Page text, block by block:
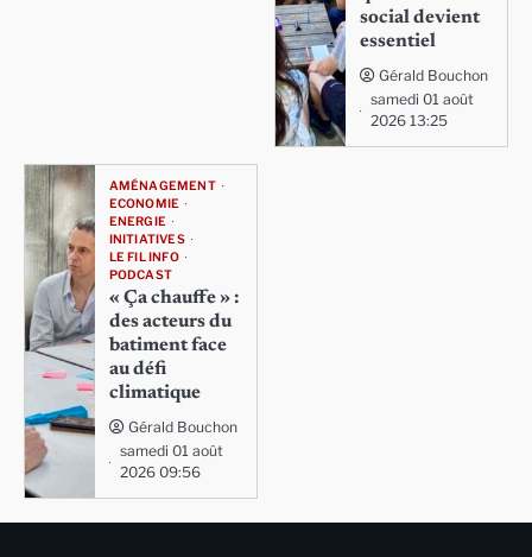
social devient
essentiel
Gérald Bouchon
samedi 01 août
2026 13:25
AMÉNAGEMENT
ECONOMIE
ENERGIE
INITIATIVES
LE FIL INFO
PODCAST
« Ça chauffe » :
des acteurs du
batiment face
au défi
climatique
Gérald Bouchon
samedi 01 août
2026 09:56